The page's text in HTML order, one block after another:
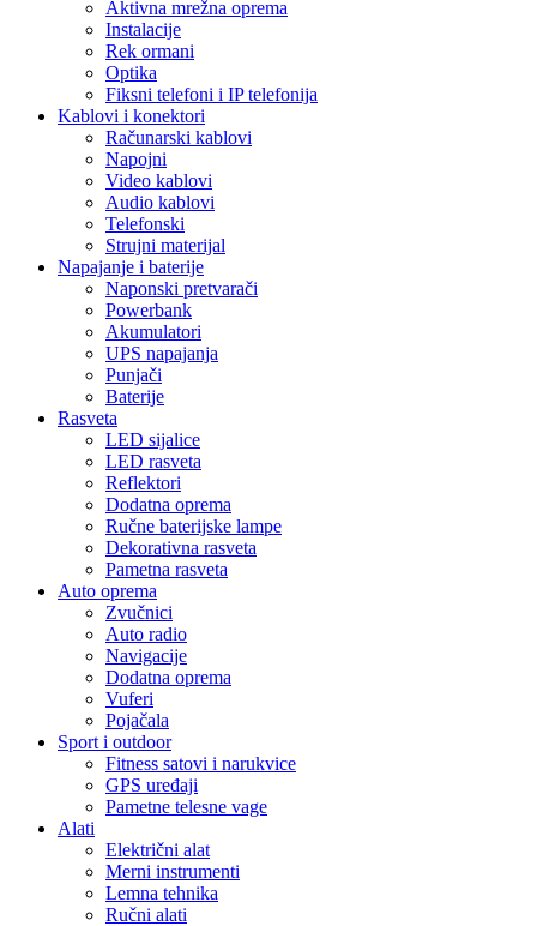
Aktivna mrežna oprema
Instalacije
Rek ormani
Optika
Fiksni telefoni i IP telefonija
Kablovi i konektori
Računarski kablovi
Napojni
Video kablovi
Audio kablovi
Telefonski
Strujni materijal
Napajanje i baterije
Naponski pretvarači
Powerbank
Akumulatori
UPS napajanja
Punjači
Baterije
Rasveta
LED sijalice
LED rasveta
Reflektori
Dodatna oprema
Ručne baterijske lampe
Dekorativna rasveta
Pametna rasveta
Auto oprema
Zvučnici
Auto radio
Navigacije
Dodatna oprema
Vuferi
Pojačala
Sport i outdoor
Fitness satovi i narukvice
GPS uređaji
Pametne telesne vage
Alati
Električni alat
Merni instrumenti
Lemna tehnika
Ručni alati